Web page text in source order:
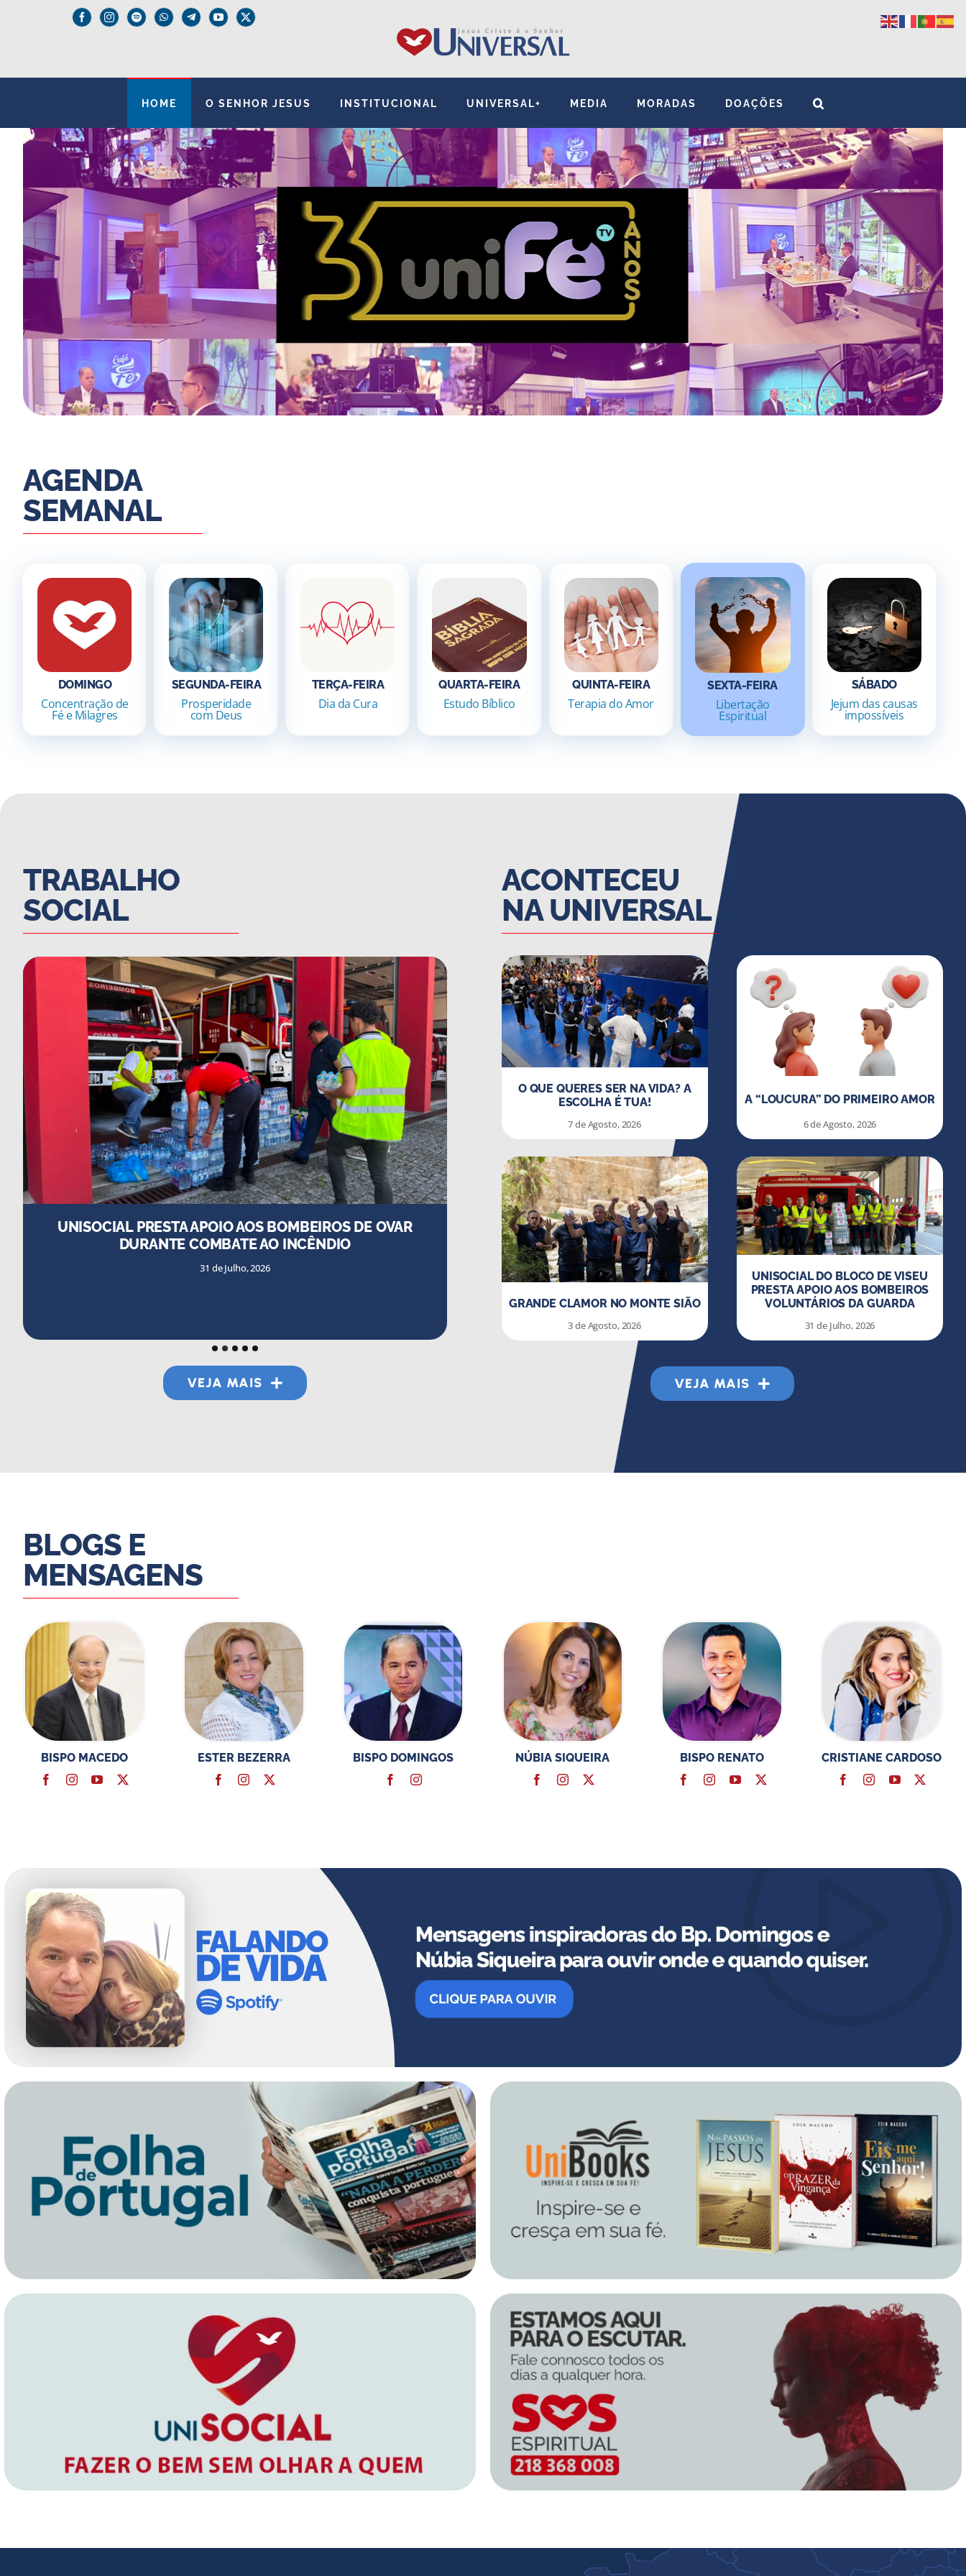
HOME O SENHOR JESUS INSTITUCIONAL UNIVERSAL+ MEDIA MORADAS DOAÇÕES
AGENDA
SEMANAL
DOMINGO
Concentração de
Fé e Milagres
SEGUNDA-FEIRA
Prosperidade
com Deus
TERÇA-FEIRA
Dia da Cura
QUARTA-FEIRA
Estudo Bíblico
QUINTA-FEIRA
Terapia do Amor
SEXTA-FEIRA
Libertação
Espiritual
SÁBADO
Jejum das causas
impossíveis
TRABALHO
SOCIAL
VERÃO SEM FOME: EM CHELAS
30 de Julho, 2026
UNISOCIAL REALIZA AÇÃO DA CAMPANHA “VERÃO SEM FOME”
NO PORTO
27 de Julho, 2026
VEJA MAIS
ACONTECEU
NA UNIVERSAL
O QUE QUERES SER NA VIDA? A
ESCOLHA É TUA!
7 de Agosto, 2026
A “LOUCURA” DO PRIMEIRO AMOR
6 de Agosto, 2026
GRANDE CLAMOR NO MONTE SIÃO
3 de Agosto, 2026
UNISOCIAL DO BLOCO DE VISEU
PRESTA APOIO AOS BOMBEIROS
VOLUNTÁRIOS DA GUARDA
31 de Julho, 2026
VEJA MAIS
BLOGS E
MENSAGENS
BISPO MACEDO ESTER BEZERRA BISPO DOMINGOS NÚBIA SIQUEIRA BISPO RENATO CRISTIANE CARDOSO